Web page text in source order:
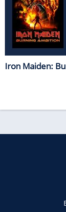
Iron Maiden: